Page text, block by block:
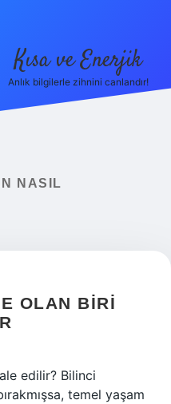
Kısa ve Enerjik
Anlık bilgilerle zihnini canlandır!
NASIL
OLAN BIRI
edilir? Bilinci
temel yaşam